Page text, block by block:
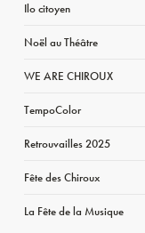
Ilo citoyen
Noël au Théâtre
WE ARE CHIROUX
TempoColor
Retrouvailles 2025
Fête des Chiroux
La Fête de la Musique